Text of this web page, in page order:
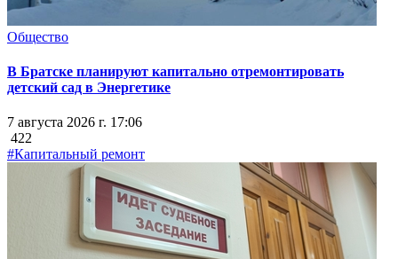
Общество
В Братске планируют капитально отремонтировать
детский сад в Энергетике
7 августа 2026 г. 17:06
422
#Капитальный ремонт